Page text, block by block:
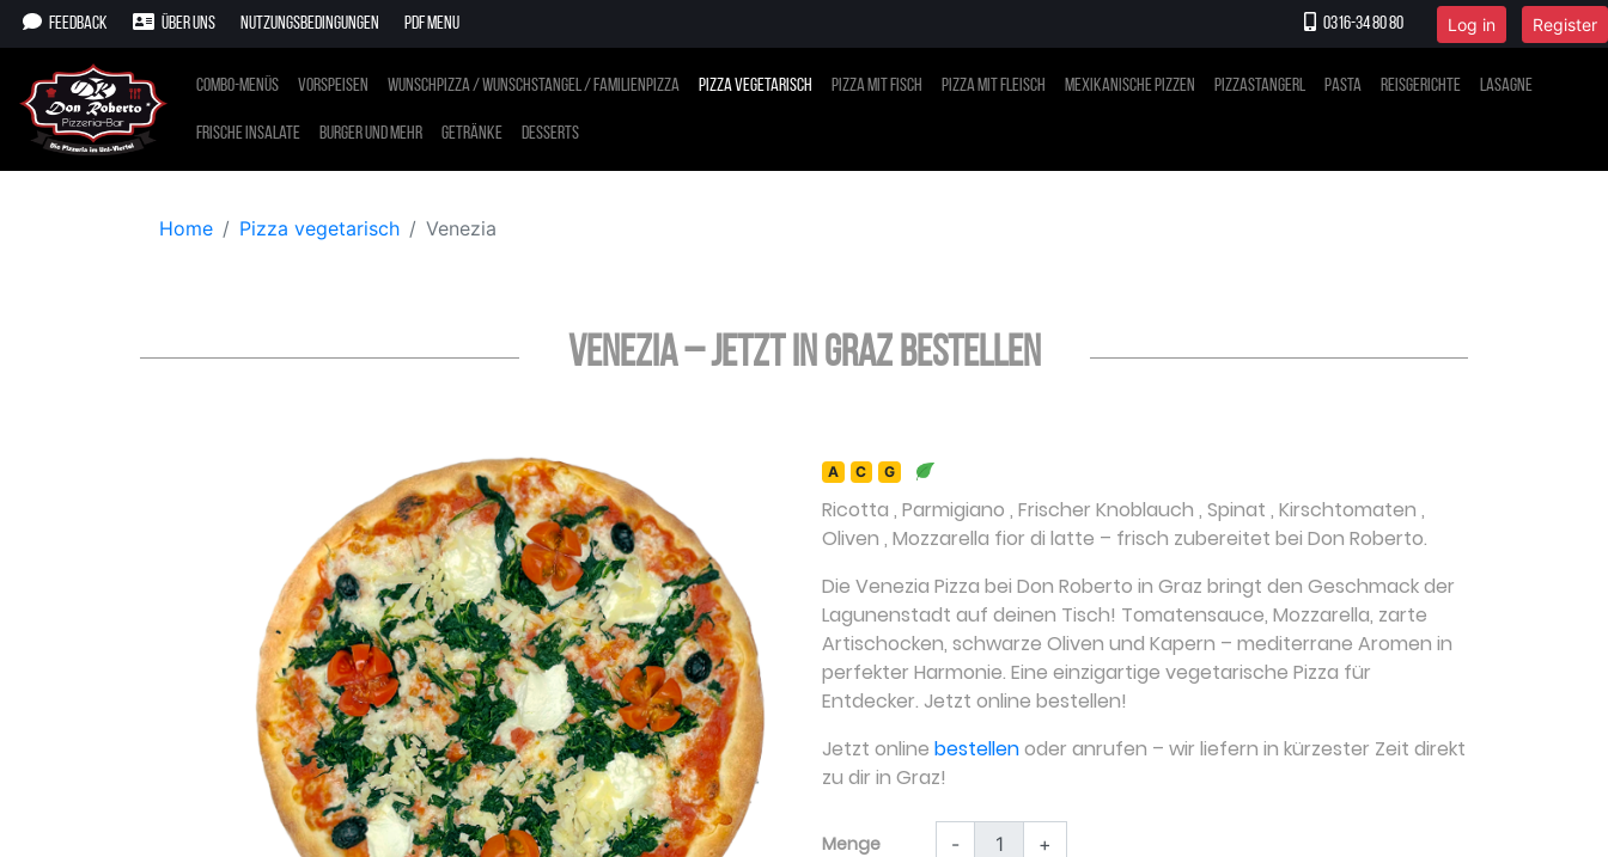
Feedback Über uns Nutzungsbedingungen PDF Menu 0316-34 80 80 Log in Register
Combo-Menüs Vorspeisen Wunschpizza / Wunschstangel / Familienpizza Pizza vegetarisch Pizza mit Fisch Pizza mit Fleisch Mexikanische Pizzen Pizzastangerl Pasta Reisgerichte Lasagne
Frische Insalate Burger und mehr Getränke Desserts
Home Pizza vegetarisch Venezia
Venezia – jetzt in Graz bestellen
A C G
Ricotta , Parmigiano , Frischer Knoblauch , Spinat , Kirschtomaten ,
Oliven , Mozzarella fior di latte – frisch zubereitet bei Don Roberto.
Die Venezia Pizza bei Don Roberto in Graz bringt den Geschmack der
Lagunenstadt auf deinen Tisch! Tomatensauce, Mozzarella, zarte
Artischocken, schwarze Oliven und Kapern – mediterrane Aromen in
perfekter Harmonie. Eine einzigartige vegetarische Pizza für
Entdecker. Jetzt online bestellen!
Jetzt online bestellenoder anrufen – wir liefern in kürzester Zeit direkt
zu dir in Graz!
Menge - +